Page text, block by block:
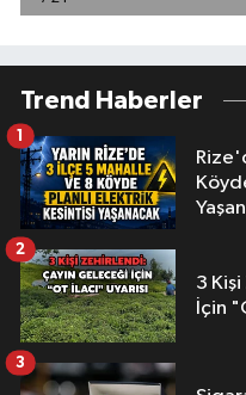
Trend Haberler
1
3
İçin
2
3